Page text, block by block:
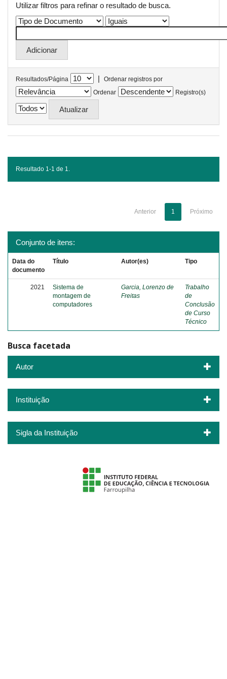
Utilizar filtros para refinar o resultado de busca.
Resultados/Página |
Ordenar registros por
Ordenar
Registro(s)
Resultado 1-1 de 1.
Anterior 1 Próximo
Conjunto de itens:
Data do
documento
Título Autor(es) Tipo
2021
Sistema de
montagem de
computadores
Garcia, Lorenzo de
Freitas
Trabalho
de
Conclusão
de Curso
Técnico
Busca facetada
Autor
Instituição
Sigla da Instituição